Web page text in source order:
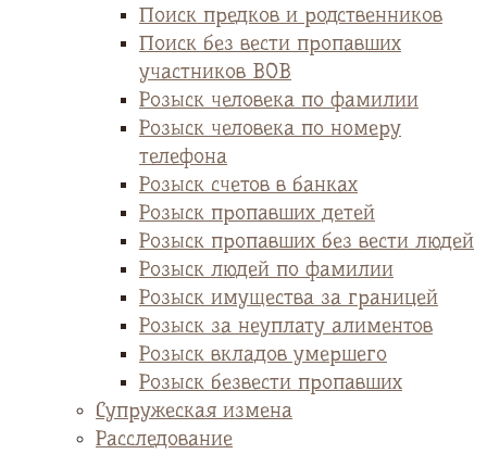
Поиск предков и родственников
Поиск без вести пропавших
участников ВОВ
Розыск человека по фамилии
Розыск человека по номеру
телефона
Розыск счетов в банках
Розыск пропавших детей
Розыск пропавших без вести людей
Розыск людей по фамилии
Розыск имущества за границей
Розыск за неуплату алиментов
Розыск вкладов умершего
Розыск безвести пропавших
Супружеская измена
Расследование